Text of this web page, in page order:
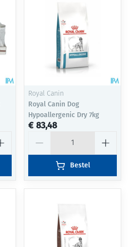
Royal Canin
Royal Canin Dog
Hypoallergenic Dry 7kg
€ 83,48
Bestel